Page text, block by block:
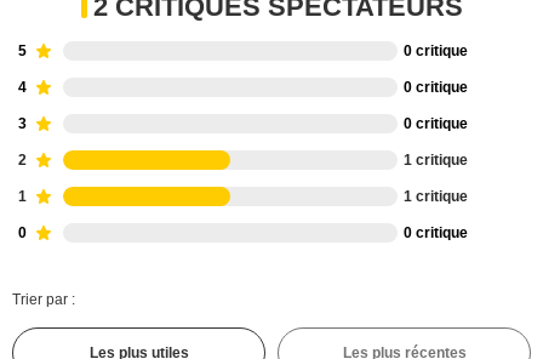
2 CRITIQUES SPECTATEURS
5 0 critique
4 0 critique
3 0 critique
2 1 critique
1 1 critique
0 0 critique
Trier par :
Les plus utiles Les plus récentes